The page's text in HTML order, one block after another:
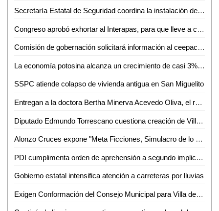
Secretaría Estatal de Seguridad coordina la instalación del comité de fomento laboral penitenciario
Congreso aprobó exhortar al Interapas, para que lleve a cabo una revisión de la operatividad y eficiencia de la aplicación de pago con la que cuenta
Comisión de gobernación solicitará información al ceepac de las secciones electorales de Villa de Pozos
La economía potosina alcanza un crecimiento de casi 3% en este 2024
SSPC atiende colapso de vivienda antigua en San Miguelito
Entregan a la doctora Bertha Minerva Acevedo Oliva, el reconocimiento "Matilde Cabrera Ipiña de Corsi", año 2024
Diputado Edmundo Torrescano cuestiona creación de Villa de Pozos como municipio
Alonzo Cruces expone "Meta Ficciones, Simulacro de lo Real" en Tampico
PDI cumplimenta orden de aprehensión a segundo implicado en un triple homicidio
Gobierno estatal intensifica atención a carreteras por lluvias
Exigen Conformación del Consejo Municipal para Villa de Pozos